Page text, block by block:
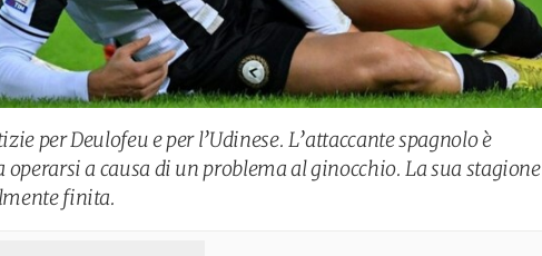
per Deulofeu e per l’Udinese. L’attaccante spagnolo è
operarsi a causa di un problema al ginocchio. La sua stagione
finita.